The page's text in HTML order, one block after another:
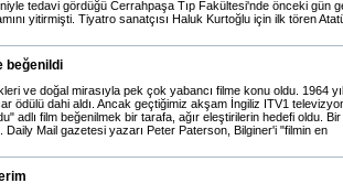
tedavi gördüğü Cerrahpaşa Tıp Fakültesi'nde önceki gün
yitirmişti. Tiyatro sanatçısı Haluk Kurtoğlu için ilk tören
beğenildi
ve doğal mirasıyla pek çok yabancı filme konu oldu. 1964
ödülü dahi aldı. Ancak geçtiğimiz akşam İngiliz ITV1
adlı film beğenilmek bir tarafa, ağır eleştirilerin hedefi oldu. Bir
Daily Mail gazetesi yazarı Peter Paterson, Bilginer'i "filmin en